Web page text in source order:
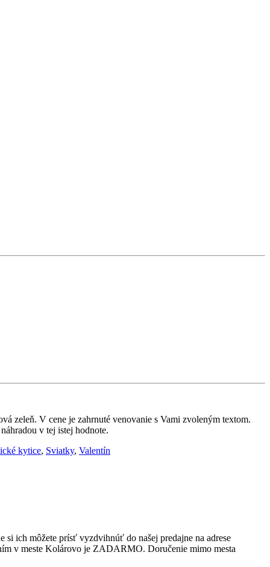
zeleň. V cene je zahrnuté venovanie s Vami zvoleným textom.
v tej istej hodnote.
kytice, Sviatky, Valentín
si ich môžete prísť vyzdvihnúť do našej predajne na adrese
v meste Kolárovo je ZADARMO. Doručenie mimo mesta